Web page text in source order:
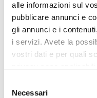
alle informazioni sul
pubblicare annunci e
gli annunci e i
i servizi. Avete la
vostri dati e per quali
modificare o revocare
delNecessari